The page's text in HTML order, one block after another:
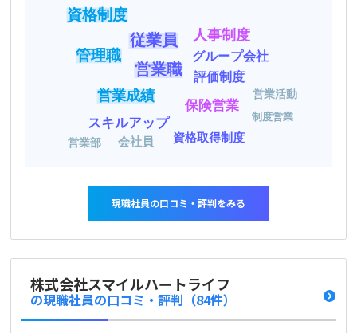
従業員
営業職
資格制度
管理職
営業成績
人事制度
保険営業
スキルアップ
グループ会社
評価制度
資格取得制度
会社員
営業活動
営業部
制度営業
現職社員の口コミ・評判をみる
株式会社スマイルハートライフ
の現職社員の口コミ・評判 （84件）